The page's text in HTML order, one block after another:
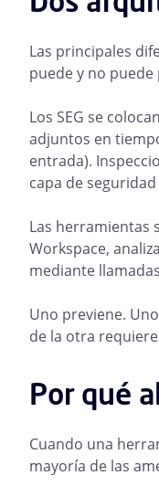
Las principales
puede y no
Los SEG se
adjuntos en
entrada).
capa de
Las herramientas
Workspace,
mediante
Uno previene.
de la otra
Por qué
Cuando una
mayoría de las